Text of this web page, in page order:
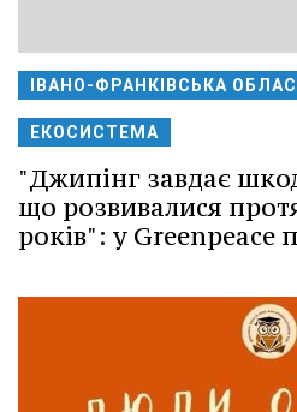
ІВАНО-ФРАНКІВСЬКА
ЕКОСИСТЕМА
"Джипінг завдає
що розвивалися
років": у Greenpeace